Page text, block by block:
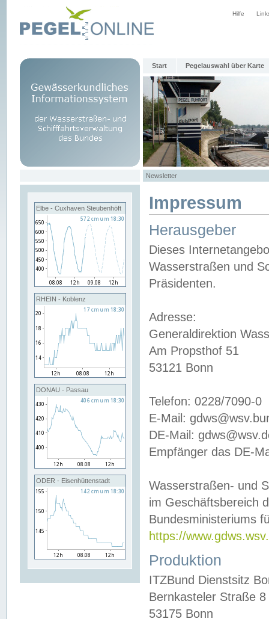
Hilfe
Start Pegelauswahl über Karte
Newsletter
Elbe - Cuxhaven Steubenhöft
RHEIN - Koblenz
DONAU - Passau
ODER - Eisenhüttenstadt
Impressum
Herausgeber
Dieses
Wasserstraßen und
Präsidenten.
Adresse:
Generaldirektion
Am Propsthof 51
53121 Bonn
Telefon: 0228/7090-0
E-Mail:
DE-Mail:
Empfänger das DE-
Wasserstraßen- und
im Geschäftsbereich
Bundesministeriums
https://
Produktion
ITZBund Dienstsitz
Bernkasteler Straße 8
53175 Bonn